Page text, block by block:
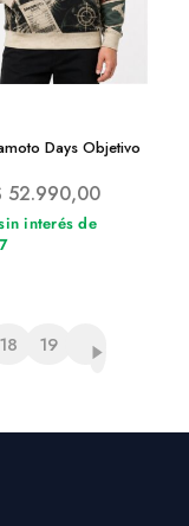
Days Objetivo
52.990,00
interés de
18 19